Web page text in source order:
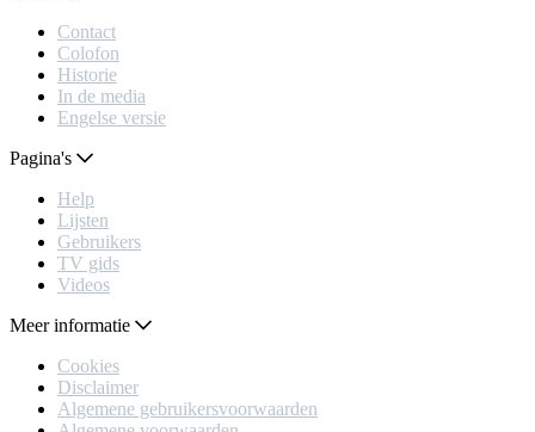
Contact
Colofon
Historie
In de media
Engelse versie
Pagina's
Help
Lijsten
Gebruikers
TV gids
Videos
Meer informatie
Cookies
Disclaimer
Algemene gebruikersvoorwaarden